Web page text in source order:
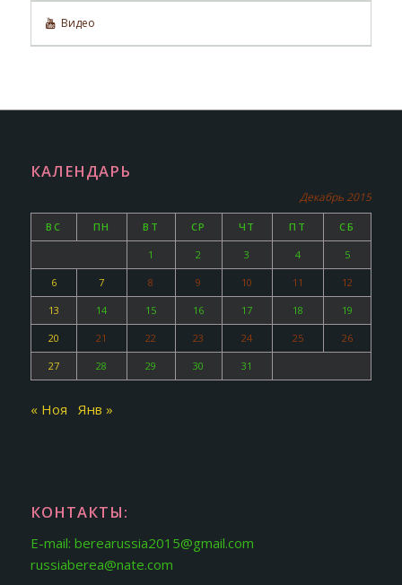
Видео
КАЛЕНДАРЬ
Декабрь 2015
ВС ПН ВТ СР ЧТ ПТ СБ
1 2 3 4 5
6 7 8 9 10 11 12
13 14 15 16 17 18 19
20 21 22 23 24 25 26
27 28 29 30 31
« Ноя Янв »
КОНТАКТЫ:
E-mail: berearussia2015@gmail.com
russiaberea@nate.com